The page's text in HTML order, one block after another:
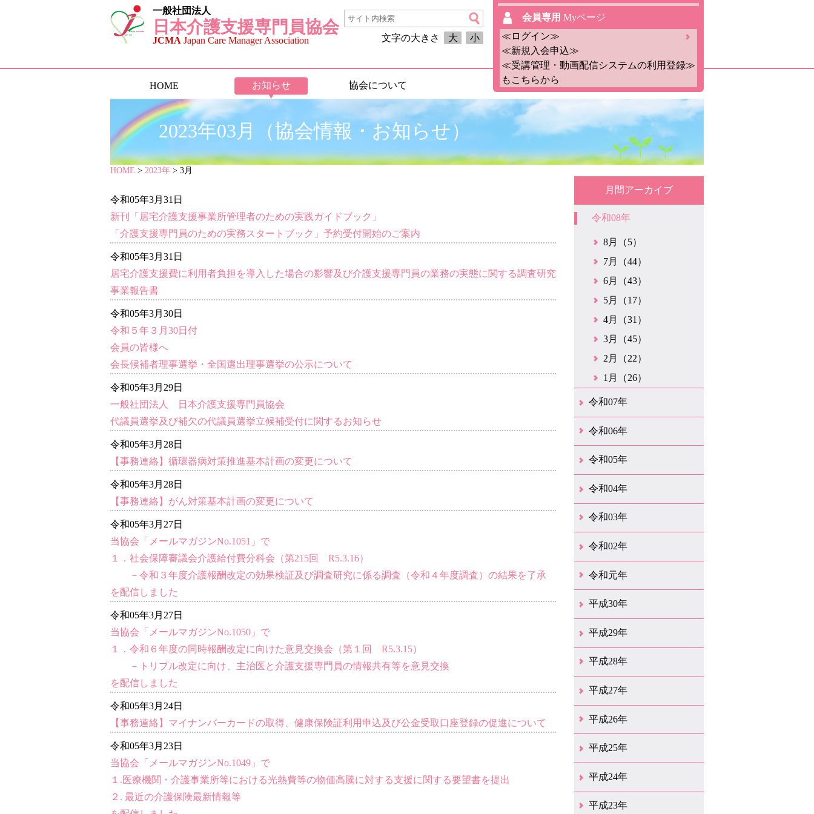
一般社団法人
日本介護支援専門員協会
JCMA Japan Care Manager Association 文字の大きさ 大 小
会員専用 Myページ
≪ログイン≫
≪新規入会申込≫
≪受講管理・動画配信システムの利用登録≫
もこちらから
HOME お知らせ 協会について
2023年03月（協会情報・お知らせ）
HOME > 2023年 > 3月
令和05年3月31日
新刊「居宅介護支援事業所管理者のための実践ガイドブック」
「介護支援専門員のための実務スタートブック」予約受付開始のご案内
令和05年3月31日
居宅介護支援費に利用者負担を導入した場合の影響及び介護支援専門員の業務の実態に関する調査研究
事業報告書
令和05年3月30日
令和５年３月30日付
会員の皆様へ
会長候補者理事選挙・全国選出理事選挙の公示について
令和05年3月29日
一般社団法人 日本介護支援専門員協会
代議員選挙及び補欠の代議員選挙立候補受付に関するお知らせ
令和05年3月28日
【事務連絡】循環器病対策推進基本計画の変更について
令和05年3月28日
【事務連絡】がん対策基本計画の変更について
令和05年3月27日
当協会「メールマガジンNo.1051」で
１．社会保障審議会介護給付費分科会（第215回 R5.3.16）
－令和３年度介護報酬改定の効果検証及び調査研究に係る調査（令和４年度調査）の結果を了承
を配信しました
令和05年3月27日
当協会「メールマガジンNo.1050」で
１．令和６年度の同時報酬改定に向けた意見交換会（第１回 R5.3.15）
－トリプル改定に向け、主治医と介護支援専門員の情報共有等を意見交換
を配信しました
令和05年3月24日
【事務連絡】マイナンバーカードの取得、健康保険証利用申込及び公金受取口座登録の促進について
令和05年3月23日
当協会「メールマガジンNo.1049」で
１.医療機関・介護事業所等における光熱費等の物価高騰に対する支援に関する要望書を提出
２. 最近の介護保険最新情報等
月間アーカイブ
令和08年
8月（5）
7月（44）
6月（43）
5月（17）
4月（31）
3月（45）
2月（22）
1月（26）
令和07年
12月（50）
11月（42）
10月（31）
9月（35）
8月（26）
7月（25）
6月（35）
5月（26）
4月（35）
3月（32）
2月（35）
1月（24）
令和06年
12月（46）
11月（38）
10月（32）
9月（29）
8月（36）
7月（30）
6月（33）
5月（29）
4月（45）
3月（50）
2月（21）
1月（75）
令和05年
12月（36）
11月（31）
10月（30）
9月（30）
8月（26）
7月（29）
6月（19）
5月（28）
4月（28）
3月（38）
2月（21）
1月（22）
令和04年
12月（40）
11月（22）
10月（33）
9月（35）
8月（31）
7月（25）
6月（33）
5月（16）
4月（48）
3月（42）
2月（23）
1月（31）
令和03年
12月（26）
11月（25）
10月（18）
9月（33）
8月（27）
7月（28）
6月（24）
5月（24）
4月（36）
3月（67）
2月（18）
1月（44）
令和02年
12月（41）
11月（18）
10月（25）
9月（21）
8月（31）
7月（28）
6月（41）
5月（36）
4月（49）
3月（69）
2月（36）
1月（15）
令和元年
12月（19）
11月（21）
10月（36）
9月（25）
8月（16）
7月（16）
6月（13）
5月（10）
4月（38）
3月（15）
2月（10）
1月（8）
平成30年
12月（14）
11月（13）
10月（18）
9月（17）
8月（19）
7月（66）
6月（19）
5月（16）
4月（29）
3月（41）
2月（16）
1月（15）
平成29年
12月（22）
11月（11）
10月（22）
9月（31）
8月（20）
7月（29）
6月（6）
5月（13）
4月（10）
3月（10）
2月（5）
1月（6）
平成28年
12月（15）
11月（12）
10月（12）
9月（21）
8月（11）
7月（18）
6月（16）
5月（27）
4月（49）
3月（37）
2月（12）
1月（9）
平成27年
12月（23）
11月（12）
10月（11）
9月（15）
8月（4）
7月（11）
6月（20）
5月（14）
4月（26）
3月（29）
2月（17）
1月（9）
平成26年
12月（11）
11月（11）
10月（9）
9月（11）
8月（12）
7月（9）
6月（12）
5月（5）
4月（13）
3月（12）
2月（8）
1月（9）
平成25年
12月（12）
11月（6）
10月（7）
9月（10）
8月（6）
7月（9）
6月（7）
5月（8）
4月（7）
3月（12）
2月（17）
1月（7）
平成24年
12月（8）
11月（5）
10月（7）
9月（10）
8月（5）
7月（7）
6月（9）
5月（7）
4月（6）
3月（12）
2月（2）
1月（4）
平成23年